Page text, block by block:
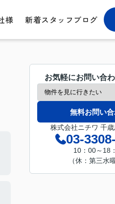
様 新着スタッフブログ
お気軽にお問い合
無料お問い
株式会社ニチワ 千
03-
10：00～18
（休：第三水